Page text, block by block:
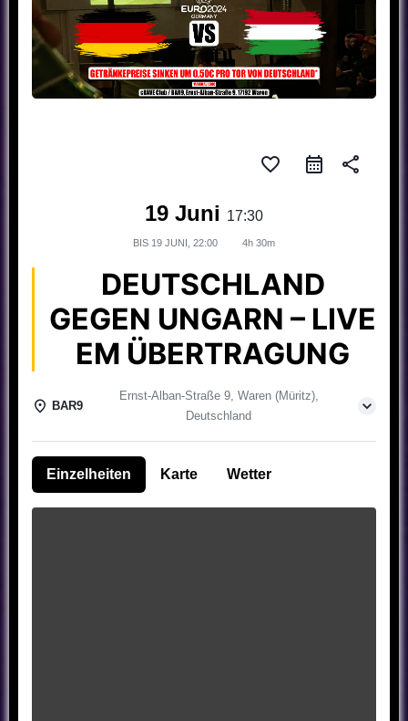
favorite_border share
19 Juni 17:30
BIS 19 JUNI, 22:00 4h 30m
DEUTSCHLAND
GEGEN UNGARN – LIVE
EM ÜBERTRAGUNG
BAR9
Ernst-Alban-Straße 9, Waren (Müritz),
Deutschland
Einzelheiten Karte Wetter